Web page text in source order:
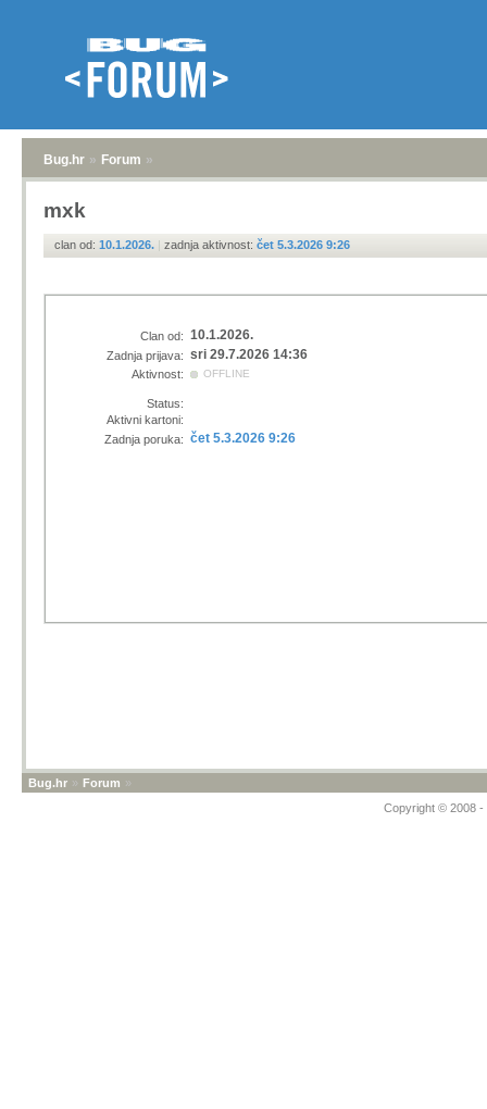
Bug.hr » Forum »
mxk
clan od: 10.1.2026. | zadnja aktivnost: čet 5.3.2026 9:26
Clan od: 10.1.2026.
Zadnja prijava: sri 29.7.2026 14:36
Aktivnost: OFFLINE
Status:
Aktivni kartoni:
Zadnja poruka: čet 5.3.2026 9:26
Bug.hr » Forum »
Copyright © 2008 -